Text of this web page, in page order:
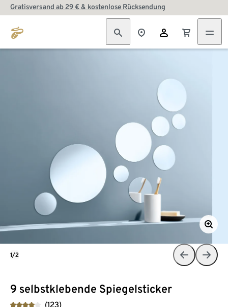
Gratisversand ab 29 € & kostenlose Rücksendung
9 selbstklebende Spiegelsticker
(123)
1/2